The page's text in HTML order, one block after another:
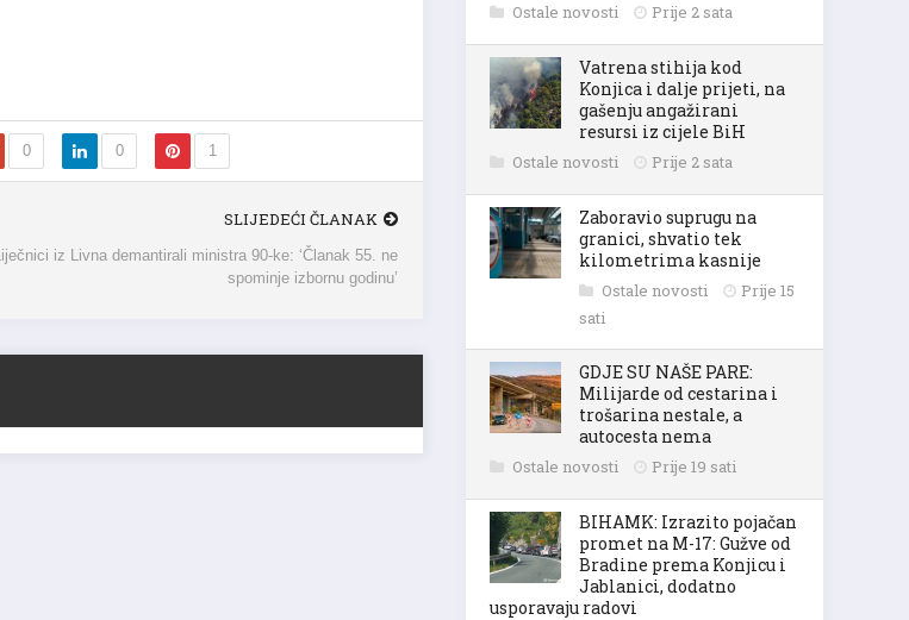
0 0 1
SLIJEDEĆI ČLANAK
Liječnici iz Livna demantirali ministra 90-ke: ‘Članak 55. ne
spominje izbornu godinu’
Ostale novosti Prije 2 sata
Vatrena stihija kod
Konjica i dalje prijeti, na
gašenju angažirani
resursi iz cijele BiH
Ostale novosti Prije 2 sata
Zaboravio suprugu na
granici, shvatio tek
kilometrima kasnije
Ostale novosti
Prije 15
sati
GDJE SU NAŠE PARE:
Milijarde od cestarina i
trošarina nestale, a
autocesta nema
Ostale novosti Prije 19 sati
BIHAMK: Izrazito pojačan
promet na M-17: Gužve od
Bradine prema Konjicu i
Jablanici, dodatno
usporavaju radovi